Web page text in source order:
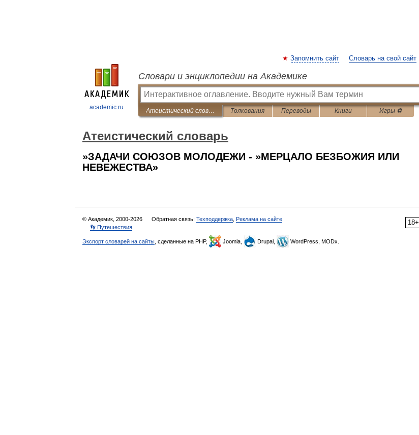
academic.ru
Запомнить сайт Словарь на свой сайт
Словари и энциклопедии на Академике
Атеистический словарь Толкования Переводы Книги Игры ⚽
Атеистический словарь
»ЗАДАЧИ СОЮЗОВ МОЛОДЕЖИ - »МЕРЦАЛО БЕЗБОЖИЯ ИЛИ
НЕВЕЖЕСТВА»
18+
© Академик, 2000-2026 Обратная связь: Техподдержка Реклама на сайте
👣 Путешествия
Экспорт словарей на сайты , сделанные на PHP, Joomla, Drupal, WordPress, MODx.